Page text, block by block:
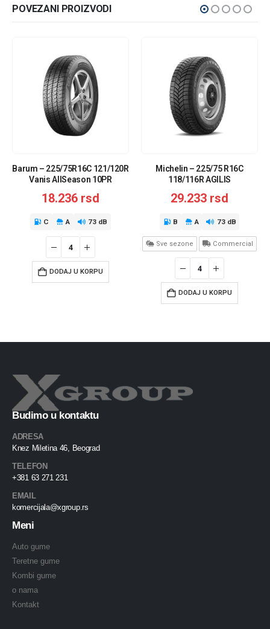
POVEZANI PROIZVODI
Barum – 225/75R16C 121/120R
Vanis AllSeason 10PR
18.236 rsd
C A 73 dB
DODAJ U KORPU
Michelin – 225/75 R16C
118/116R AGILIS
29.233 rsd
B A 73 dB
Sve sezone Commercial
DODAJ U KORPU
Budimo u kontaktu
ADRESA
Knez Miletina 46, Beograd
TELEFON
+381 63 271 231
EMAIL
komercijala@xgroup.rs
Meni
Auto gume
Teretne gume
Kombi gume
o nama
Kontakt